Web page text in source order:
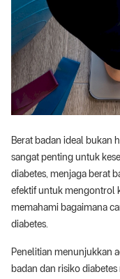
Berat badan ideal bukan
sangat penting untuk
diabetes, menjaga berat
efektif untuk mengontrol
memahami bagaimana
diabetes.
Penelitian menunjukkan
badan dan risiko